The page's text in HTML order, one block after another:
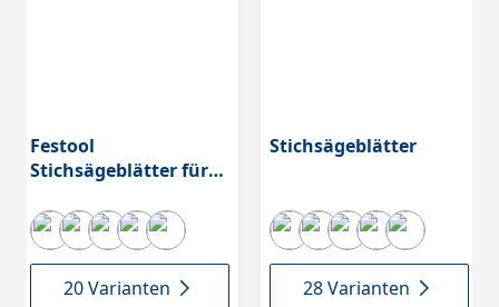
Festool
Stichsägeblätter für
20 Varianten
Stichsägeblätter
28 Varianten